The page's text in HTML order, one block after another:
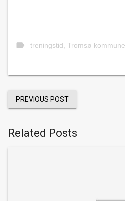
label treningstid Tromsø kommune
PREVIOUS POST
Related Posts